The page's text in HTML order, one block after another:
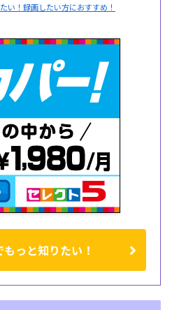
い！録画したい方におすすめ！
っと知りたい！